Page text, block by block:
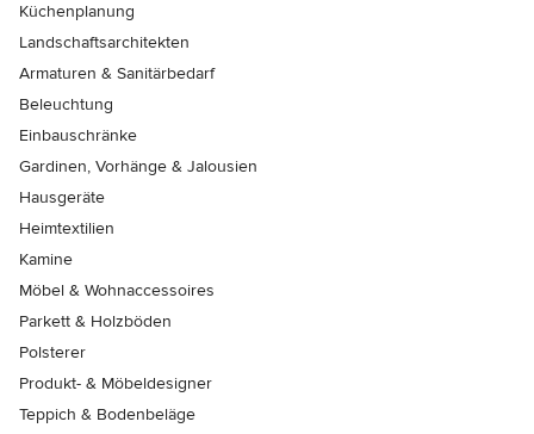
Küchenplanung
Landschaftsarchitekten
Armaturen & Sanitärbedarf
Beleuchtung
Einbauschränke
Gardinen, Vorhänge & Jalousien
Hausgeräte
Heimtextilien
Kamine
Möbel & Wohnaccessoires
Parkett & Holzböden
Polsterer
Produkt- & Möbeldesigner
Teppich & Bodenbeläge